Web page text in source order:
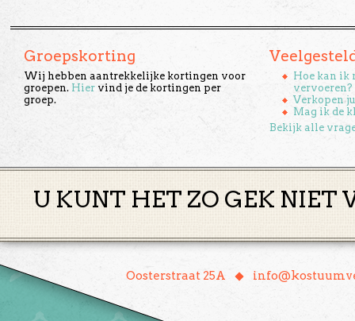
Groepskorting
Wij hebben aantrekkelijke kortingen voor
groepen. Hier vind je de kortingen per
groep.
Hoe kan ik
vervoeren?
Verkopen
Mag ik de
Bekijk alle
U KUNT HET ZO GEK NIET
Oosterstraat 25A ♦